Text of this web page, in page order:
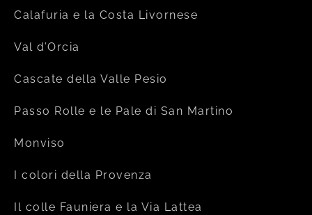
Calafuria e la Costa Livornese
Val d’Orcia
Cascate della Valle Pesio
Passo Rolle e le Pale di San Martino
Monviso
I colori della Provenza
Il colle Fauniera e la Via Lattea